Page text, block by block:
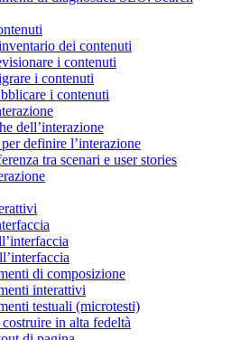
dei contenuti
i contenuti
i contenuti
i contenuti
dell’interazione
definire l’interazione
tra scenari e user stories
di composizione
interattivi
testuali (microtesti)
in alta fedeltà